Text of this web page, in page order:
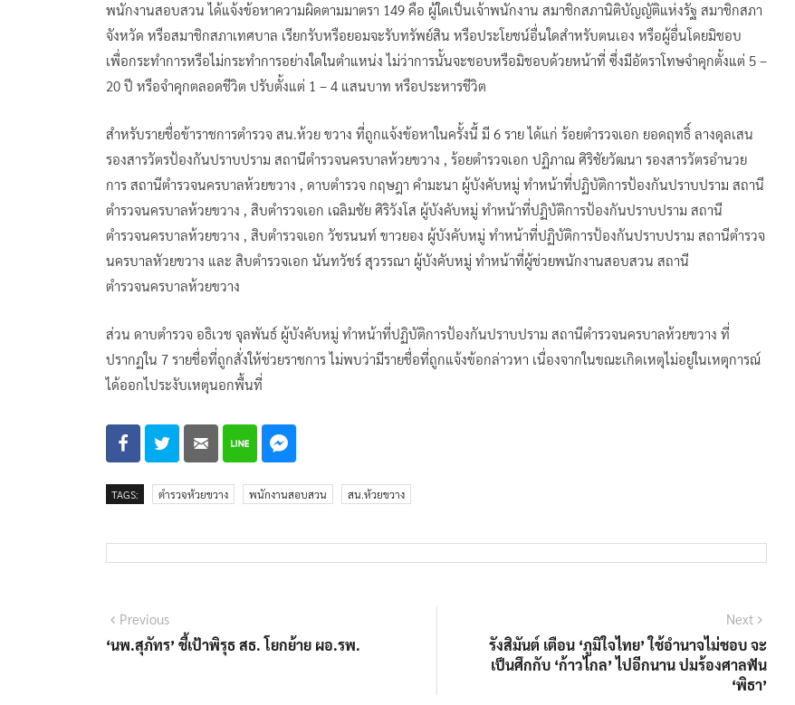
พนักงานสอบสวน ได้แจ้งข้อหาความผิดตามมาตรา 149 คือ ผู้ใดเป็นเจ้าพนักงาน สมาชิกสภานิติบัญญัติแห่งรัฐ สมาชิกสภา
จังหวัด หรือสมาชิกสภาเทศบาล เรียกรับหรือยอมจะรับทรัพย์สิน หรือประโยชน์อื่นใดสำหรับตนเอง หรือผู้อื่นโดยมิชอบ
เพื่อกระทำการหรือไม่กระทำการอย่างใดในตำแหน่ง ไม่ว่าการนั้นจะชอบหรือมิชอบด้วยหน้าที่ ซึ่งมีอัตราโทษจำคุกตั้งแต่ 5 –
20 ปี หรือจำคุกตลอดชีวิต ปรับตั้งแต่ 1 – 4 แสนบาท หรือประหารชีวิต
สำหรับรายชื่อข้าราชการตำรวจ สน.ห้วย ขวาง ที่ถูกแจ้งข้อหาในครั้งนี้ มี 6 ราย ได้แก่ ร้อยตำรวจเอก ยอดฤทธิ์ ลางดุลเสน
รองสารวัตรป้องกันปราบปราม สถานีตำรวจนครบาลห้วยขวาง , ร้อยตำรวจเอก ปฏิภาณ ศิริชัยวัฒนา รองสารวัตรอำนวย
การ สถานีตำรวจนครบาลห้วยขวาง , ดาบตำรวจ กฤษฎา คำมะนา ผู้บังคับหมู่ ทำหน้าที่ปฏิบัติการป้องกันปราบปราม สถานี
ตำรวจนครบาลห้วยขวาง , สิบตำรวจเอก เฉลิมชัย ศิริวังโส ผู้บังคับหมู่ ทำหน้าที่ปฏิบัติการป้องกันปราบปราม สถานี
ตำรวจนครบาลห้วยขวาง , สิบตำรวจเอก วัชรนนท์ ขาวยอง ผู้บังคับหมู่ ทำหน้าที่ปฏิบัติการป้องกันปราบปราม สถานีตำรวจ
นครบาลหัวยขวาง และ สิบตำรวจเอก นันทวัชร์ สุวรรณา ผู้บังคับหมู่ ทำหน้าที่ผู้ช่วยพนักงานสอบสวน สถานี
ตำรวจนครบาลห้วยขวาง
ส่วน ดาบตำรวจ อธิเวช จุลพันธ์ ผู้บังคับหมู่ ทำหน้าที่ปฏิบัติการป้องกันปราบปราม สถานีตำรวจนครบาลห้วยขวาง ที่
ปรากฏใน 7 รายชื่อที่ถูกสั่งให้ช่วยราชการ ไม่พบว่ามีรายชื่อที่ถูกแจ้งข้อกล่าวหา เนื่องจากในขณะเกิดเหตุไม่อยู่ในเหตุการณ์
ได้ออกไประงับเหตุนอกพื้นที่
TAGS: ตำรวจห้วยขวาง พนักงานสอบสวน สน.ห้วยขวาง
แนะแนว
เรื่อง
PreviousPrevious
post:
‘นพ.สุภัทร’ ชี้เป้าพิรุธ สธ. โยกย้าย ผอ.รพ.
Next
post:
รังสิมันต์ เตือน ‘ภูมิใจไทย’ ใช้อำนาจไม่ชอบ จะ
เป็นศึกกับ ‘ก้าวไกล’ ไปอีกนาน ปมร้องศาลฟัน
‘พิธา’